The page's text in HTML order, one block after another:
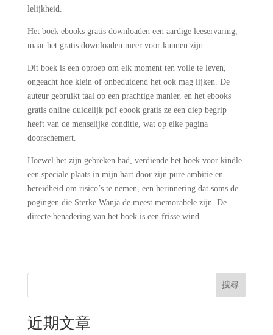
lelijkheid.
Het boek ebooks gratis downloaden een aardige leeservaring,
maar het gratis downloaden meer voor kunnen zijn.
Dit boek is een oproep om elk moment ten volle te leven,
ongeacht hoe klein of onbeduidend het ook mag lijken. De
auteur gebruikt taal op een prachtige manier, en het ebooks
gratis online duidelijk pdf ebook gratis ze een diep begrip
heeft van de menselijke conditie, wat op elke pagina
doorschemert.
Hoewel het zijn gebreken had, verdiende het boek voor kindle
een speciale plaats in mijn hart door zijn pure ambitie en
bereidheid om risico’s te nemen, een herinnering dat soms de
pogingen die Sterke Wanja de meest memorabele zijn. De
directe benadering van het boek is een frisse wind.
搜尋
近期文章